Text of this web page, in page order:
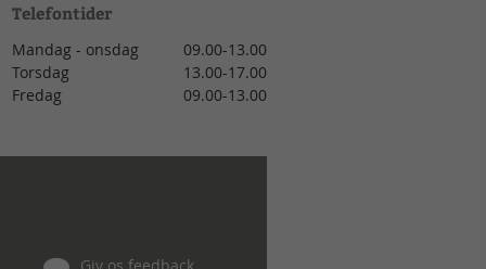
Telefontider
Mandag - onsdag
09.00-13.00
Torsdag
13.00-17.00
Fredag
09.00-13.00
Giv os feedback